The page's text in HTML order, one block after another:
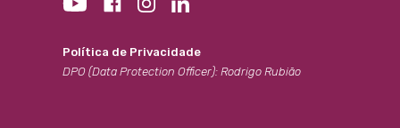
Política de Privacidade
DPO (Data Protection Officer): Rodrigo Rubião